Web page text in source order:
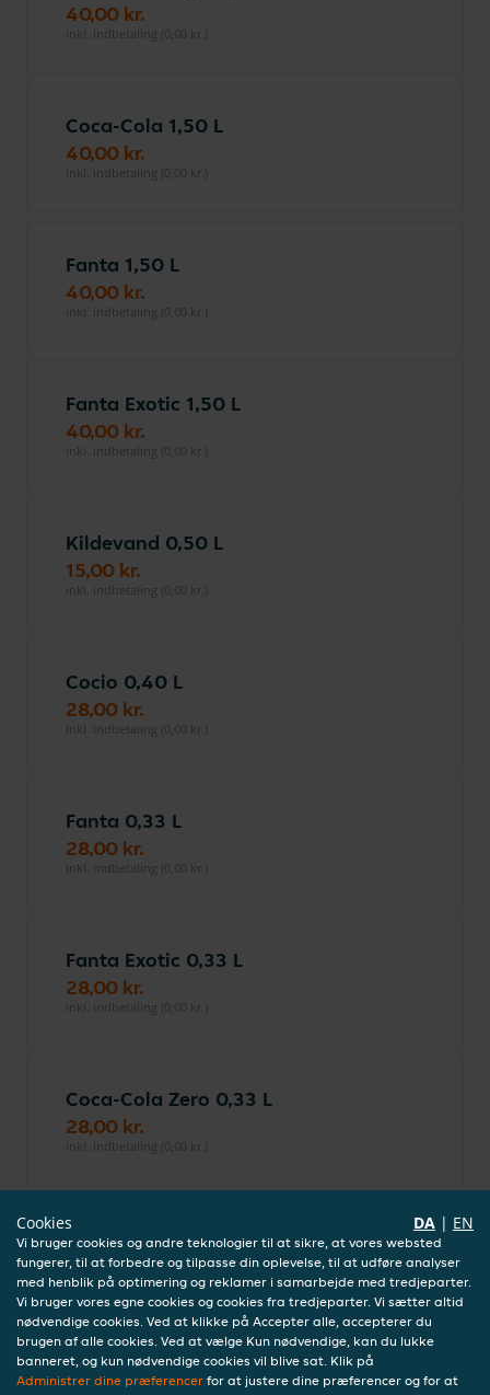
40,00 kr.
inkl. indbetaling (0,00 kr.)
Coca-Cola 1,50 L
40,00 kr.
inkl. indbetaling (0,00 kr.)
Fanta 1,50 L
40,00 kr.
inkl. indbetaling (0,00 kr.)
Fanta Exotic 1,50 L
40,00 kr.
inkl. indbetaling (0,00 kr.)
Kildevand 0,50 L
15,00 kr.
inkl. indbetaling (0,00 kr.)
Cocio 0,40 L
28,00 kr.
inkl. indbetaling (0,00 kr.)
Fanta 0,33 L
28,00 kr.
inkl. indbetaling (0,00 kr.)
Fanta Exotic 0,33 L
28,00 kr.
inkl. indbetaling (0,00 kr.)
Coca-Cola Zero 0,33 L
28,00 kr.
inkl. indbetaling (0,00 kr.)
Coca-Cola Light 0,33 L
28,00 kr.
inkl. indbetaling (0,00 kr.)
Coca-Cola 0,33 L
Cookies DA | EN
Vi bruger cookies og andre teknologier til at sikre, at vores websted
fungerer, til at forbedre og tilpasse din oplevelse, til at udføre analyser
med henblik på optimering og reklamer i samarbejde med tredjeparter.
Vi bruger vores egne cookies og cookies fra tredjeparter. Vi sætter altid
nødvendige cookies. Ved at klikke på Accepter alle, accepterer du
brugen af alle cookies. Ved at vælge Kun nødvendige, kan du lukke
banneret, og kun nødvendige cookies vil blive sat. Klik på
Administrer dine præferencer for at justere dine præferencer og for at